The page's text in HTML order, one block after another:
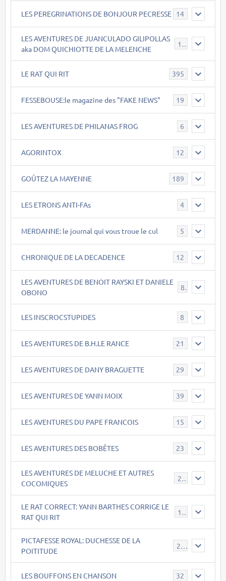
LES PEREGRINATIONS DE BONJOUR PECRESSE 14
LES AVENTURES DE JUANCULADO GILIPOLLAS
aka DOM QUICHIOTTE DE LA MELENCHE
119
LE RAT QUI RIT 395
FESSEBOUSE:le magazine des "FAKE NEWS" 19
LES AVENTURES DE PHILANAS FROG 6
AGORINTOX 12
GOÛTEZ LA MAYENNE 189
LES ETRONS ANTI-FAs 4
MERDANNE: le journal qui vous troue le cul 5
CHRONIQUE DE LA DECADENCE 12
LES AVENTURES DE BENOIT RAYSKI ET DANIELE
OBONO
8
LES INSCROCSTUPIDES 8
LES AVENTURES DE B.H.LE RANCE 21
LES AVENTURES DE DANY BRAGUETTE 29
LES AVENTURES DE YANN MOIX 39
LES AVENTURES DU PAPE FRANCOIS 15
LES AVENTURES DES BOBÊTES 23
LES AVENTURES DE MELUCHE ET AUTRES
COCOMIQUES
22
LE RAT CORRECT: YANN BARTHES CORRIGE LE
RAT QUI RIT
15
PICTAFESSE ROYAL: DUCHESSE DE LA
POITITUDE
23
LES BOUFFONS EN CHANSON 32